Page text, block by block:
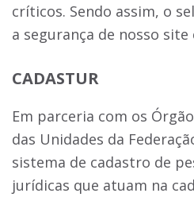
críticos. Sendo assim, o
a segurança de nosso
CADASTUR
Em parceria com os
das Unidades da
sistema de cadastro de
jurídicas que atuam na